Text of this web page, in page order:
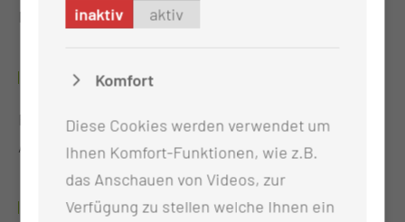
Neurosurgery
6/1995 - 12/1995
Forschungsaufenthalt LMU München, "Institut für
Anästhesie", Prof. Dr. med. A. Doenicke
1993-2010
inaktiv aktiv
Komfort
Diese Cookies werden verwendet um
Ihnen Komfort-Funktionen, wie z.B.
das Anschauen von Videos, zur
Verfügung zu stellen welche Ihnen ein